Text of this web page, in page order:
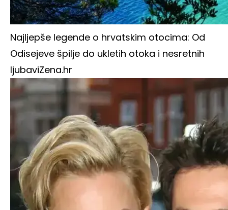
Najljepše legende o hrvatskim otocima: Od
Odisejeve špilje do ukletih otoka i nesretnih
ljubaviZena.hr